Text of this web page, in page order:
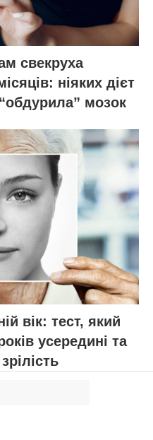
для садівництва,
не працювали:
час і сили
як перетворити
гру для малечі!
ти знайдеш на